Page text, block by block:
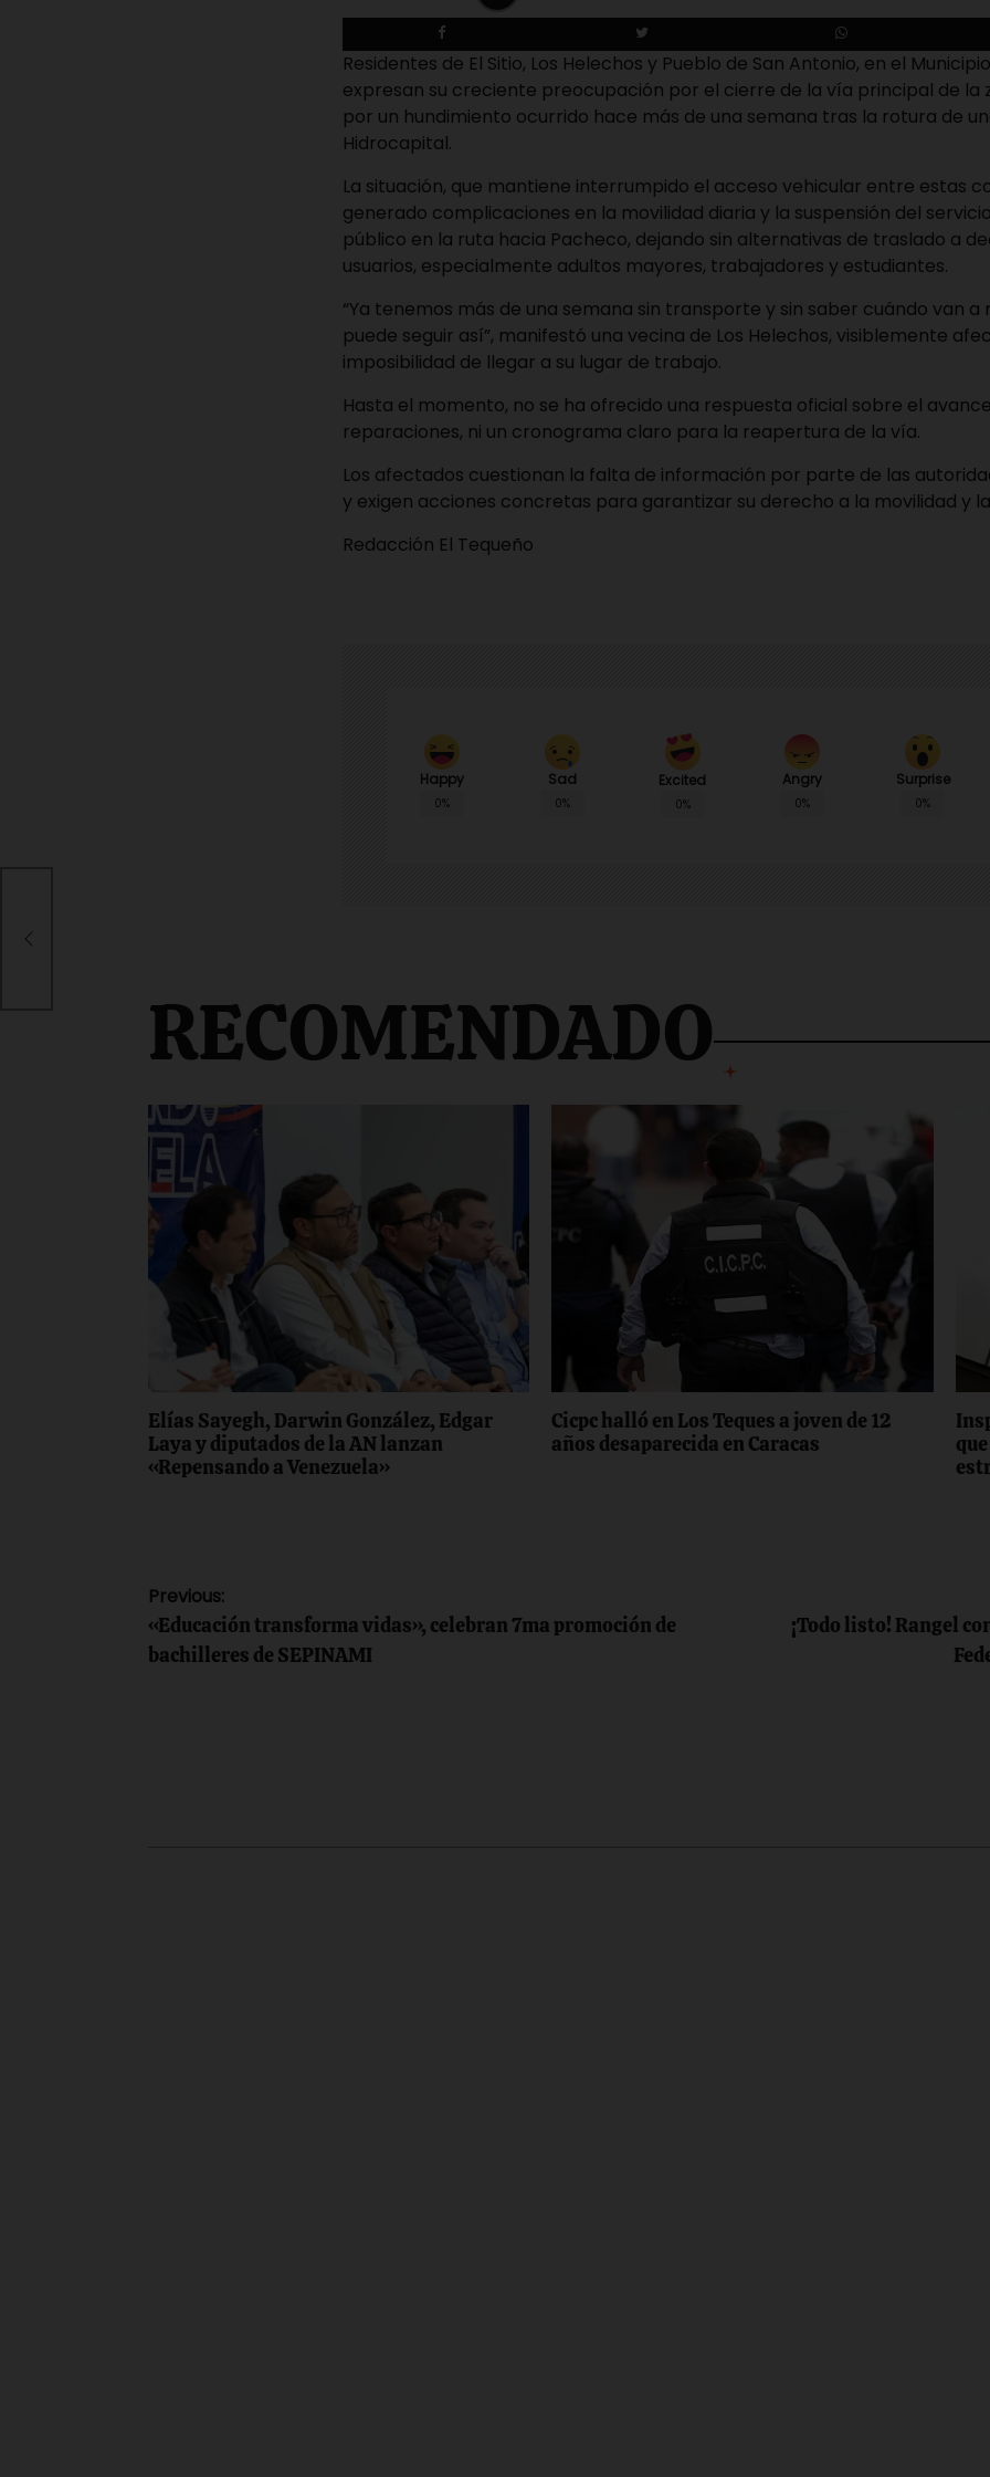
Residentes de El Sitio, Los Helechos y Pueblo de San Antonio, en el
expresan su creciente preocupación por el cierre de la vía principal de la
por un hundimiento ocurrido hace más de una semana tras la rotura de
Hidrocapital.
La situación, que mantiene interrumpido el acceso vehicular entre estas
generado complicaciones en la movilidad diaria y la suspensión del
público en la ruta hacia Pacheco, dejando sin alternativas de traslado a
usuarios, especialmente adultos mayores, trabajadores y estudiantes.
“Ya tenemos más de una semana sin transporte y sin saber cuándo van a
puede seguir así”, manifestó una vecina de Los Helechos, visiblemente
imposibilidad de llegar a su lugar de trabajo.
Hasta el momento, no se ha ofrecido una respuesta oficial sobre el
reparaciones, ni un cronograma claro para la reapertura de la vía.
Los afectados cuestionan la falta de información por parte de las
y exigen acciones concretas para garantizar su derecho a la movilidad y
Redacción El Tequeño
Happy
0%
Sad
0%
Excited
0%
Angry
0%
Surprise
0%
RECOMENDADO
Elías Sayegh, Darwin González, Edgar
Laya y diputados de la AN lanzan
«Repensando a Venezuela»
Cicpc halló en Los Teques a joven de 12
años desaparecida en Caracas
Navegación
de
Previous:
«Educación transforma vidas», celebran 7ma promoción de
bachilleres de SEPINAMI
¡Todo listo! Rangel